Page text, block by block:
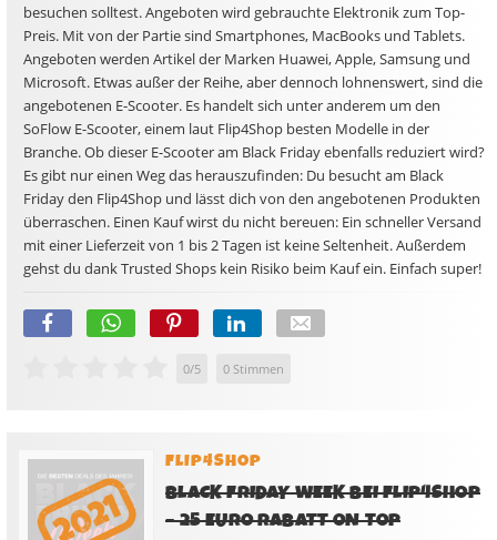
besuchen solltest. Angeboten wird gebrauchte Elektronik zum Top-
Preis. Mit von der Partie sind Smartphones, MacBooks und Tablets.
Angeboten werden Artikel der Marken Huawei, Apple, Samsung und
Microsoft. Etwas außer der Reihe, aber dennoch lohnenswert, sind die
angebotenen E-Scooter. Es handelt sich unter anderem um den
SoFlow E-Scooter, einem laut Flip4Shop besten Modelle in der
Branche. Ob dieser E-Scooter am Black Friday ebenfalls reduziert wird?
Es gibt nur einen Weg das herauszufinden: Du besucht am Black
Friday den Flip4Shop und lässt dich von den angebotenen Produkten
überraschen. Einen Kauf wirst du nicht bereuen: Ein schneller Versand
mit einer Lieferzeit von 1 bis 2 Tagen ist keine Seltenheit. Außerdem
gehst du dank Trusted Shops kein Risiko beim Kauf ein. Einfach super!
0/5 0 Stimmen
FLIP4SHOP
BLACK FRIDAY WEEK BEI FLIP4SHOP
– 25 EURO RABATT ON TOP